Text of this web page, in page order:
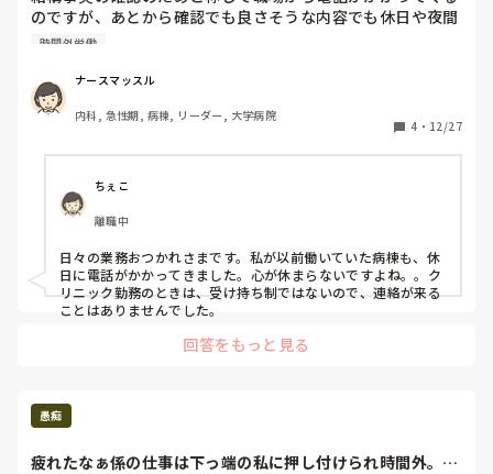
この問題は、医療職だけではないとても根深いものだと感じて
います。
のですが、あとから確認でも良さそうな内容でも休日や夜間
に電話がかかってきます。仕事時間外に連絡がくるので疲労
すか？
時間外労働
ナースマッスル
内科, 急性期, 病棟, リーダー, 大学病院
4 ・ 12/27
ちぇこ
離職中
日々の業務おつかれさまです。私が以前働いていた病棟も、休
日に電話がかかってきました。心が休まらないですよね。。ク
リニック勤務のときは、受け持ち制ではないので、連絡が来る
ことはありませんでした。
回答をもっと見る
愚痴
疲れたなぁ係の仕事は下っ端の私に押し付けられ時間外。手